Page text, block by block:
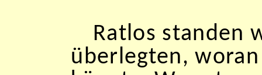
Ratlos standen
überlegten,